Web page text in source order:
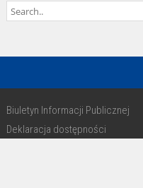
Biuletyn Informacji Publicznej
Deklaracja dostępności